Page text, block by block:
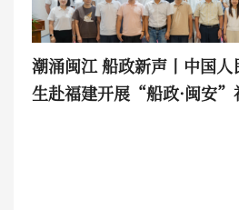
潮涌闽江 船政新声丨中国
生赴福建开展“船政·闽安”